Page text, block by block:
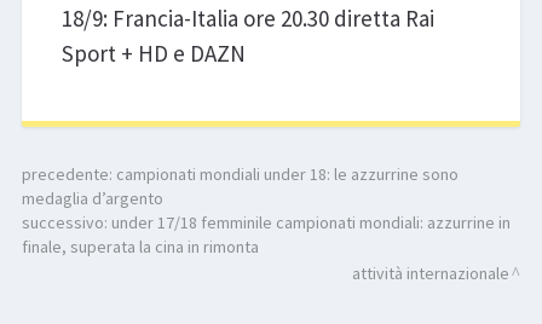
18/9: Francia-Italia ore 20.30 diretta Rai
Sport + HD e DAZN
precedente: campionati mondiali under 18: le azzurrine sono
medaglia d’argento
successivo: under 17/18 femminile campionati mondiali: azzurrine in
finale, superata la cina in rimonta
attività internazionale